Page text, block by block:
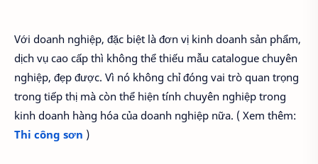
Với doanh nghiệp, đặc biệt là đơn vị kinh doanh sản phẩm,
dịch vụ cao cấp thì không thể thiếu mẫu catalogue chuyên
nghiệp, đẹp được. Vì nó không chỉ đóng vai trò quan trọng
trong tiếp thị mà còn thể hiện tính chuyên nghiệp trong
kinh doanh hàng hóa của doanh nghiệp nữa. ( Xem thêm:
Thi công sơn )